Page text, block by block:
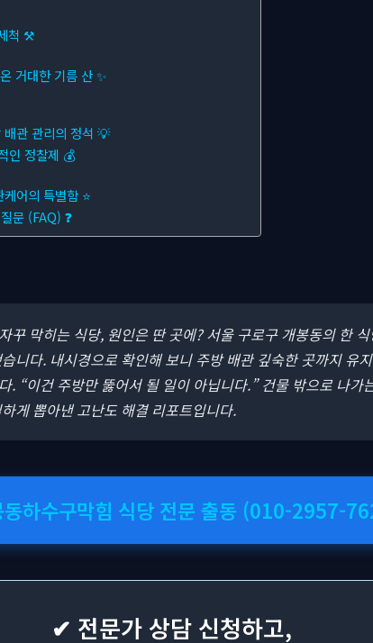
척 ⚒
거대한 기름 산 ✨
관 관리의 정석 💡
인 정찰제 💰
어의 특별함 ⭐
문 (FAQ) ❓
꾸 막히는 식당, 원인은 딴 곳에? 서울 구로구 개봉동의 한
니다. 내시경으로 확인해 보니 주방 배관 깊숙한 곳까지 유
. “이건 주방만 뚫어서 될 일이 아닙니다.” 건물 밖으로 나가
게 뽑아낸 고난도 해결 리포트입니다.
동하수구막힘 식당 전문 출동 (010-2957-
✔ 전문가 상담 신청하고,